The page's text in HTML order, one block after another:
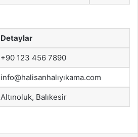
Detaylar
+90 123 456 7890
info@halisanhalıyıkama.com
Altınoluk, Balıkesir